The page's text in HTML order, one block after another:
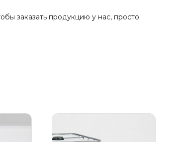
заказать продукцию у нас, просто